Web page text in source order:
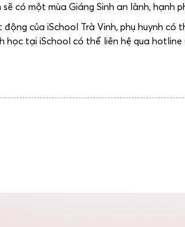
có một mùa Giáng Sinh an lành, hạnh
của iSchool Trà Vinh, phụ huynh có
học tại iSchool có thể liên hệ qua hotline